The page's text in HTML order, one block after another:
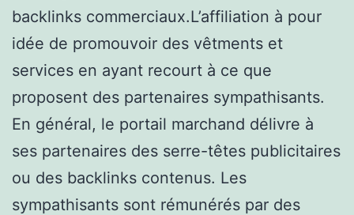
backlinks commerciaux.L’affiliation à pour
idée de promouvoir des vêtments et
services en ayant recourt à ce que
proposent des partenaires sympathisants.
En général, le portail marchand délivre à
ses partenaires des serre-têtes publicitaires
ou des backlinks contenus. Les
sympathisants sont rémunérés par des